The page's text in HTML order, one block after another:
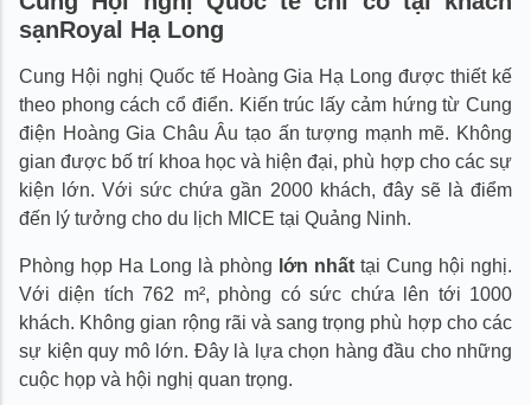
sạnRoyal Hạ Long
Cung Hội nghị Quốc tế Hoàng Gia Hạ Long được thiết kế
theo phong cách cổ điển. Kiến trúc lấy cảm hứng từ Cung
điện Hoàng Gia Châu Âu tạo ấn tượng mạnh mẽ. Không
gian được bố trí khoa học và hiện đại, phù hợp cho các sự
kiện lớn. Với sức chứa gần 2000 khách, đây sẽ là điểm
đến lý tưởng cho du lịch MICE tại Quảng Ninh.
Phòng họp Ha Long là phòng lớn nhất tại Cung hội nghị.
Với diện tích 762 m², phòng có sức chứa lên tới 1000
khách. Không gian rộng rãi và sang trọng phù hợp cho các
sự kiện quy mô lớn. Đây là lựa chọn hàng đầu cho những
cuộc họp và hội nghị quan trọng.